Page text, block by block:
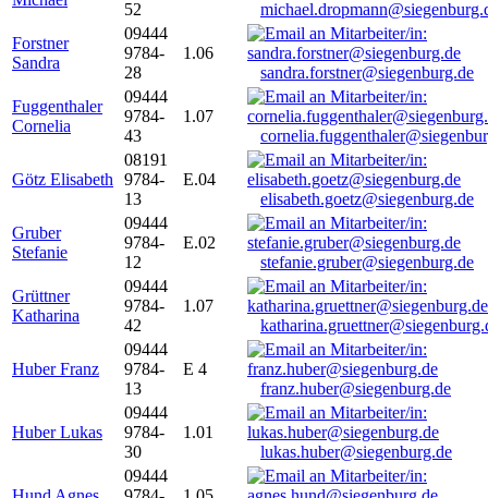
52
Forstner
Sandra
09444
9784-
28
1.06
sandra.forstner@siegenburg.de
Fuggenthaler
Cornelia
09444
9784-
43
1.07
Götz Elisabeth
08191
9784-
13
E.04
elisabeth.goetz@siegenburg.de
Gruber
Stefanie
09444
9784-
12
E.02
stefanie.gruber@siegenburg.de
Grüttner
Katharina
09444
9784-
42
1.07
Huber Franz
09444
9784-
13
E 4
franz.huber@siegenburg.de
Huber Lukas
09444
9784-
30
1.01
lukas.huber@siegenburg.de
09444